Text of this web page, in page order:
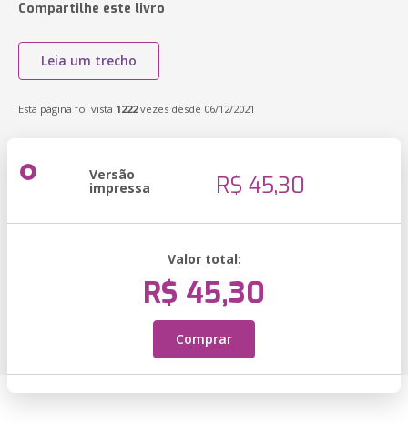
Compartilhe este livro
Leia um trecho
Esta página foi vista 1222vezes desde 06/12/2021
Versão
impressa R$ 45,30
Valor total:
R$ 45,30
Comprar